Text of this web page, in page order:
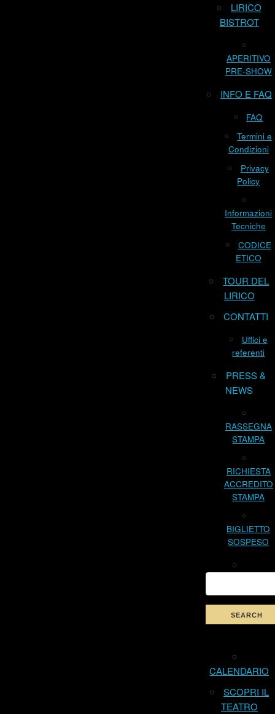
LIRICO
BISTROT
APERITIVO
PRE-SHOW
INFO E FAQ
FAQ
Termini e
Condizioni
Privacy
Policy
Informazioni
Tecniche
CODICE
ETICO
TOUR DEL
LIRICO
CONTATTI
Uffici e
referenti
PRESS &
NEWS
RASSEGNA
STAMPA
RICHIESTA
ACCREDITO
STAMPA
BIGLIETTO
SOSPESO
CALENDARIO
SCOPRI IL
TEATRO